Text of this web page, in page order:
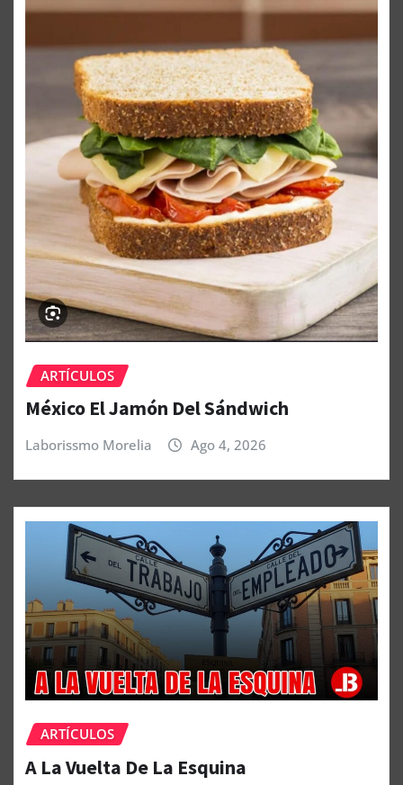
ARTÍCULOS
México El Jamón Del Sándwich
Laborissmo Morelia Ago 4, 2026
ARTÍCULOS
A La Vuelta De La Esquina